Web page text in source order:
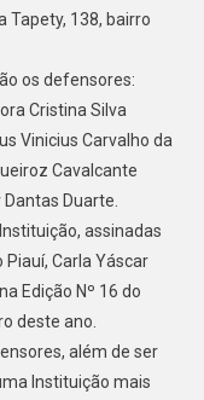
Tapety, 138, bairro
os defensores:
Cristina Silva
Vinicius Carvalho da
Cavalcante
Duarte.
assinadas
Carla Yáscar
Edição Nº 16 do
deste ano.
além de ser
Instituição mais